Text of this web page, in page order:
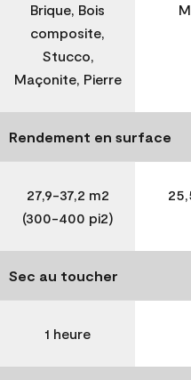
Brique, Bois
composite,
Stucco,
Maçonite, Pierre
Rendement en surface
27,9-37,2 m2
(300-400 pi2)
Sec au toucher
1 heure